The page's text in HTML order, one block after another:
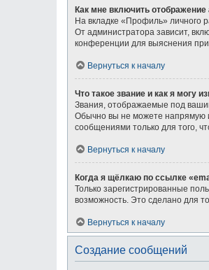
Как мне включить
На вкладке «Профиль» личного
От администратора зависит,
конференции для выяснения
Вернуться к началу
Что такое звание и как я могу
Звания, отображаемые под
Обычно вы не можете напрямую
сообщениями только для того,
Вернуться к началу
Когда я щёлкаю по ссылке
Только зарегистрированные
возможность. Это сделано для
Вернуться к началу
Создание сообщений